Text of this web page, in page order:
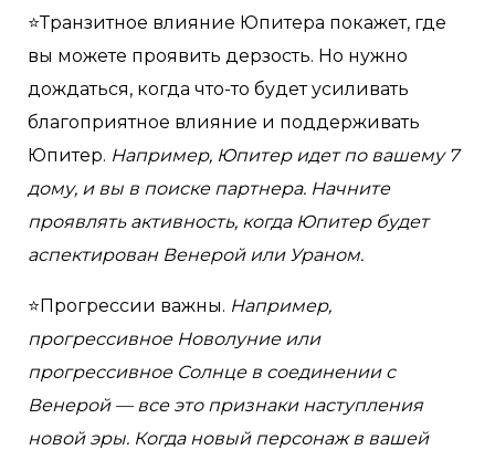
⭐️Транзитное влияние Юпитера покажет, где
вы можете проявить дерзость. Но нужно
дождаться, когда что-то будет усиливать
благоприятное влияние и поддерживать
Юпитер. Например, Юпитер идет по вашему 7
дому, и вы в поиске партнера. Начните
проявлять активность, когда Юпитер будет
аспектирован Венерой или Ураном.
⭐️Прогрессии важны. Например,
прогрессивное Новолуние или
прогрессивное Солнце в соединении с
Венерой — все это признаки наступления
новой эры. Когда новый персонаж в вашей